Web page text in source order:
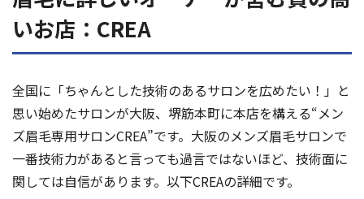
いお店：CREA
全国に「ちゃんとした技術のあるサロンを広めたい！」と
思い始めたサロンが大阪、堺筋本町に本店を構える“メン
ズ眉毛専用サロンCREA”です。大阪のメンズ眉毛サロンで
一番技術力があると言っても過言ではないほど、技術面に
関しては自信があります。以下CREAの詳細です。